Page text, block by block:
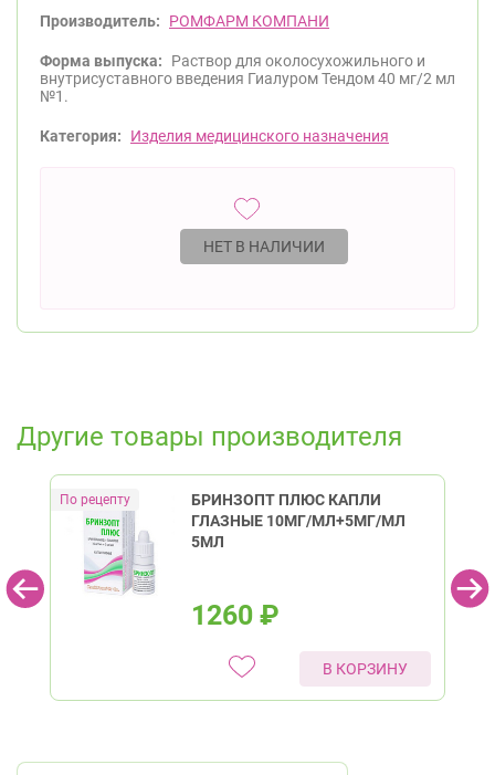
Производитель: РОМФАРМ КОМПАНИ
Форма выпуска:
Раствор для околосухожильного и
внутрисуставного введения Гиалуром Тендом 40 мг/2 мл
№1.
Категория: Изделия медицинского назначения
НЕТ В НАЛИЧИИ
Другие товары производителя
БРИНЗОПТ ПЛЮС КАПЛИ
ГЛАЗНЫЕ 10МГ/МЛ+5МГ/МЛ
5МЛ
1260 ₽
В КОРЗИНУ